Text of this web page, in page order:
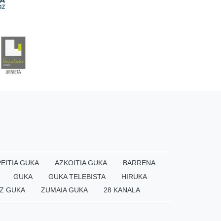
GUKA AZKOITIA GUKA
BARRENA
GUKA GUKA TELEBISTA
HIRUKA
GUKA ZUMAIA GUKA 28 KANALA